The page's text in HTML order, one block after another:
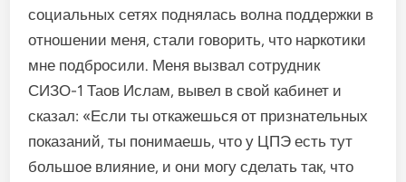
социальных сетях поднялась волна поддерж­ки в
отношении меня, стали го­ворить, что наркотики
мне под­бросили. Меня вызвал сотрудник
СИЗО-1 Таов Ислам, вывел в свой кабинет и
сказал: «Если ты отка­жешься от признательных
пока­заний, ты понимаешь, что у ЦПЭ есть тут
большое влияние, и они могу сделать так, что